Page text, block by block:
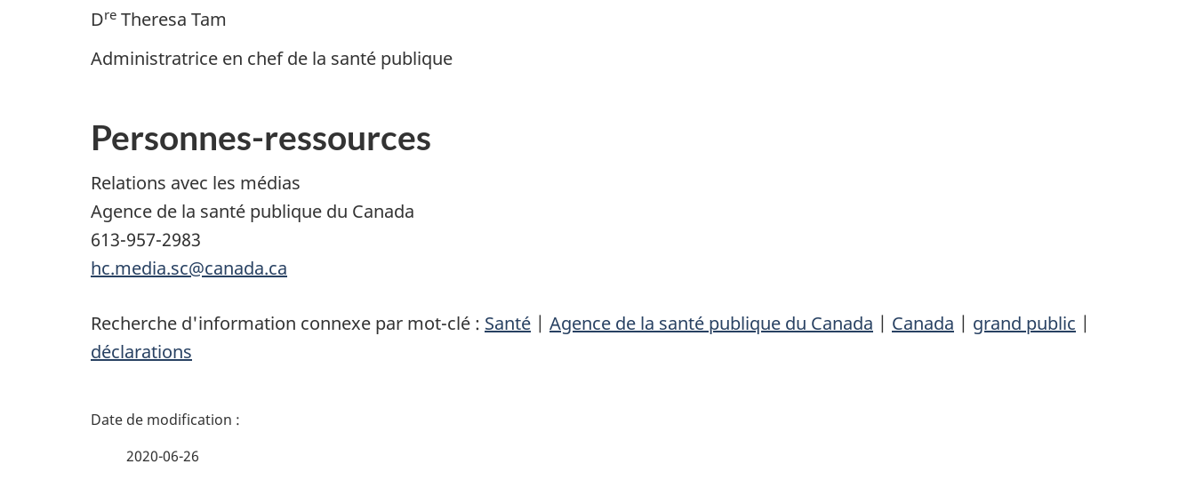
Dre Theresa Tam
Administratrice en chef de la santé publique
Personnes-ressources
Relations avec les médias
Agence de la santé publique du Canada
613-957-2983
hc.media.sc@canada.ca
Recherche d'information connexe par mot-clé : Santé | Agence de la santé publique du Canada | Canada | grand public |
déclarations
D
2020-06-26